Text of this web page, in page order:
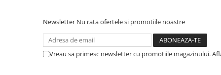
Scaune
Mansoane
Genti Transport
Newsletter Nu rata ofertele si promotiile noastre
Vreau sa primesc newsletter cu promotiile magazinului.